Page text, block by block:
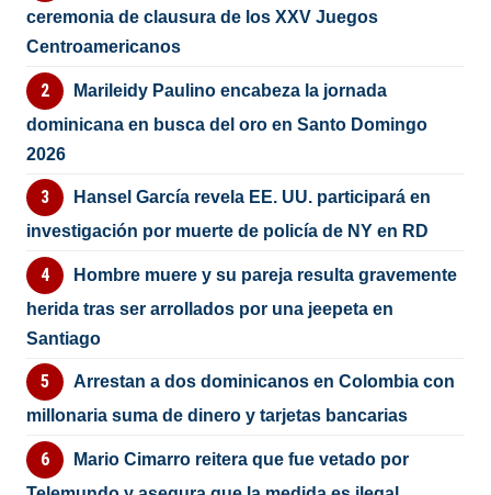
ceremonia de clausura de los XXV Juegos
Centroamericanos
Marileidy Paulino encabeza la jornada
dominicana en busca del oro en Santo Domingo
2026
Hansel García revela EE. UU. participará en
investigación por muerte de policía de NY en RD
Hombre muere y su pareja resulta gravemente
herida tras ser arrollados por una jeepeta en
Santiago
Arrestan a dos dominicanos en Colombia con
millonaria suma de dinero y tarjetas bancarias
Mario Cimarro reitera que fue vetado por